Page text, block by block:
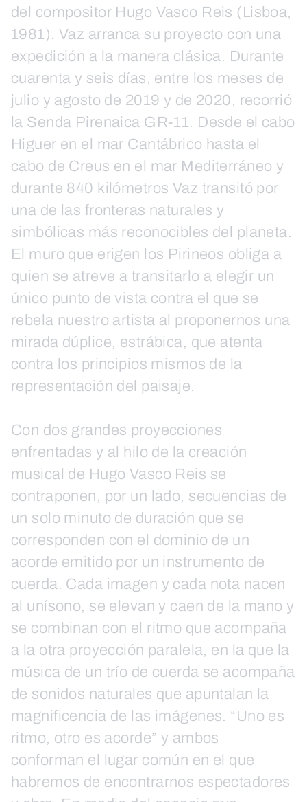
del compositor Hugo Vasco Reis (Lisboa,
1981). Vaz arranca su proyecto con una
expedición a la manera clásica. Durante
cuarenta y seis días, entre los meses de
julio y agosto de 2019 y de 2020, recorrió
la Senda Pirenaica GR-11. Desde el cabo
Higuer en el mar Cantábrico hasta el
cabo de Creus en el mar Mediterráneo y
durante 840 kilómetros Vaz transitó por
una de las fronteras naturales y
simbólicas más reconocibles del planeta.
El muro que erigen los Pirineos obliga a
quien se atreve a transitarlo a elegir un
único punto de vista contra el que se
rebela nuestro artista al proponernos una
mirada dúplice, estrábica, que atenta
contra los principios mismos de la
representación del paisaje.
Con dos grandes proyecciones
enfrentadas y al hilo de la creación
musical de Hugo Vasco Reis se
contraponen, por un lado, secuencias de
un solo minuto de duración que se
corresponden con el dominio de un
acorde emitido por un instrumento de
cuerda. Cada imagen y cada nota nacen
al unísono, se elevan y caen de la mano y
se combinan con el ritmo que acompaña
a la otra proyección paralela, en la que la
música de un trío de cuerda se acompaña
de sonidos naturales que apuntalan la
magnificencia de las imágenes. “Uno es
ritmo, otro es acorde” y ambos
conforman el lugar común en el que
habremos de encontrarnos espectadores